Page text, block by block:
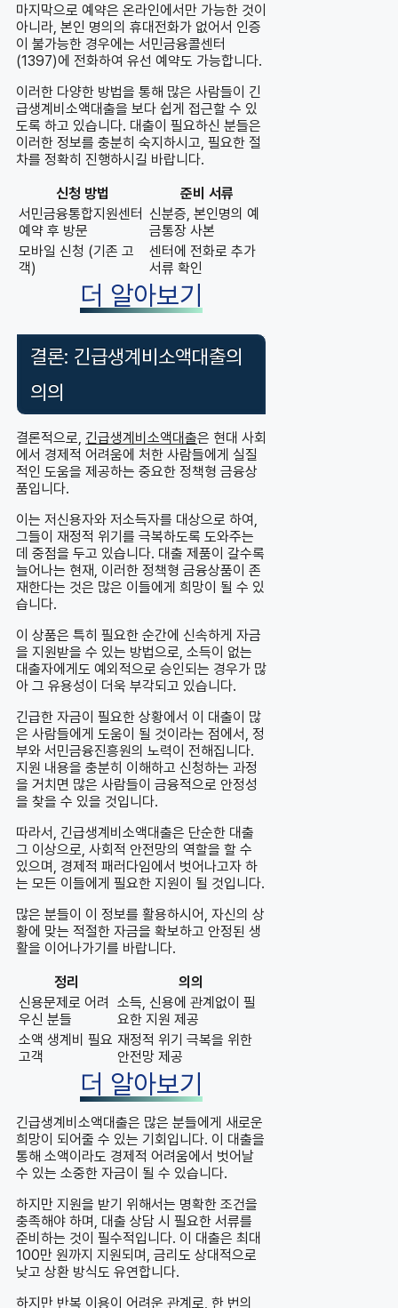
마지막으로 예약은 온라인에서만 가능한 것이
아니라, 본인 명의의 휴대전화가 없어서 인증
이 불가능한 경우에는 서민금융콜센터
(1397)에 전화하여 유선 예약도 가능합니다.
이러한 다양한 방법을 통해 많은 사람들이 긴
급생계비소액대출을 보다 쉽게 접근할 수 있
도록 하고 있습니다. 대출이 필요하신 분들은
이러한 정보를 충분히 숙지하시고, 필요한 절
차를 정확히 진행하시길 바랍니다.
신청 방법
준비 서류
서민금융통합지원센터
예약 후 방문
신분증, 본인명의 예
금통장 사본
모바일 신청 (기존 고
객)
센터에 전화로 추가
서류 확인
더 알아보기
결론: 긴급생계비소액대출의
의의
결론적으로, 긴급생계비소액대출은 현대 사회
에서 경제적 어려움에 처한 사람들에게 실질
적인 도움을 제공하는 중요한 정책형 금융상
품입니다.
이는 저신용자와 저소득자를 대상으로 하여,
그들이 재정적 위기를 극복하도록 도와주는
데 중점을 두고 있습니다. 대출 제품이 갈수록
늘어나는 현재, 이러한 정책형 금융상품이 존
재한다는 것은 많은 이들에게 희망이 될 수 있
습니다.
이 상품은 특히 필요한 순간에 신속하게 자금
을 지원받을 수 있는 방법으로, 소득이 없는
대출자에게도 예외적으로 승인되는 경우가 많
아 그 유용성이 더욱 부각되고 있습니다.
긴급한 자금이 필요한 상황에서 이 대출이 많
은 사람들에게 도움이 될 것이라는 점에서, 정
부와 서민금융진흥원의 노력이 전해집니다.
지원 내용을 충분히 이해하고 신청하는 과정
을 거치면 많은 사람들이 금융적으로 안정성
을 찾을 수 있을 것입니다.
따라서, 긴급생계비소액대출은 단순한 대출
그 이상으로, 사회적 안전망의 역할을 할 수
있으며, 경제적 패러다임에서 벗어나고자 하
는 모든 이들에게 필요한 지원이 될 것입니다.
많은 분들이 이 정보를 활용하시어, 자신의 상
황에 맞는 적절한 자금을 확보하고 안정된 생
활을 이어나가기를 바랍니다.
정리
의의
신용문제로 어려
우신 분들
소득, 신용에 관계없이 필
요한 지원 제공
소액 생계비 필요
고객
재정적 위기 극복을 위한
안전망 제공
더 알아보기
긴급생계비소액대출은 많은 분들에게 새로운
희망이 되어줄 수 있는 기회입니다. 이 대출을
통해 소액이라도 경제적 어려움에서 벗어날
수 있는 소중한 자금이 될 수 있습니다.
하지만 지원을 받기 위해서는 명확한 조건을
충족해야 하며, 대출 상담 시 필요한 서류를
준비하는 것이 필수적입니다. 이 대출은 최대
100만 원까지 지원되며, 금리도 상대적으로
낮고 상환 방식도 유연합니다.
하지만 반복 이용이 어려운 관계로, 한 번의